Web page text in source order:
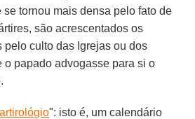
tornou mais densa pelo fato de
são acrescentados os
pelo culto das Igrejas ou dos
o papado advogasse para si o
": isto é, um calendário